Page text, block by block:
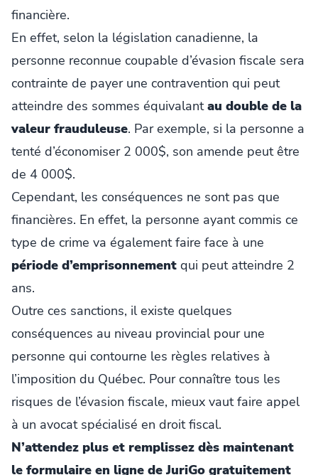
financière.
En effet, selon la législation canadienne, la
personne reconnue coupable d’évasion fiscale sera
contrainte de payer une contravention qui peut
atteindre des sommes équivalantau double de la
valeur frauduleuse. Par exemple, si la personne a
tenté d’économiser 2 000$, son amende peut être
de 4 000$.
Cependant, les conséquences ne sont pas que
financières. En effet, la personne ayant commis ce
type de crime va également faire face à une
période d’emprisonnement qui peut atteindre 2
ans.
Outre ces sanctions, il existe quelques
conséquences au niveau provincial pour une
personne qui contourne les règles relatives à
l’imposition du Québec. Pour connaître tous les
risques de l’évasion fiscale, mieux vaut faire appel
à un avocat spécialisé en droit fiscal.
N’attendez plus et remplissez dès maintenant
le formulaire en ligne de JuriGo gratuitement